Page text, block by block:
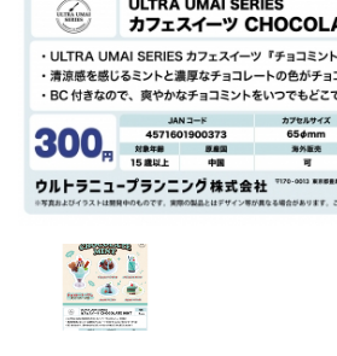
よくあるご質問
ご利用ガイド
06-6282-7659